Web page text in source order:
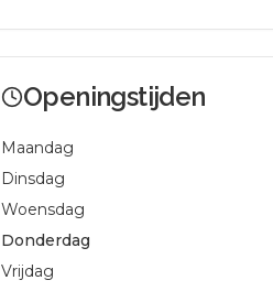
Openingstijden
Maandag
Dinsdag
Woensdag
Donderdag
Vrijdag